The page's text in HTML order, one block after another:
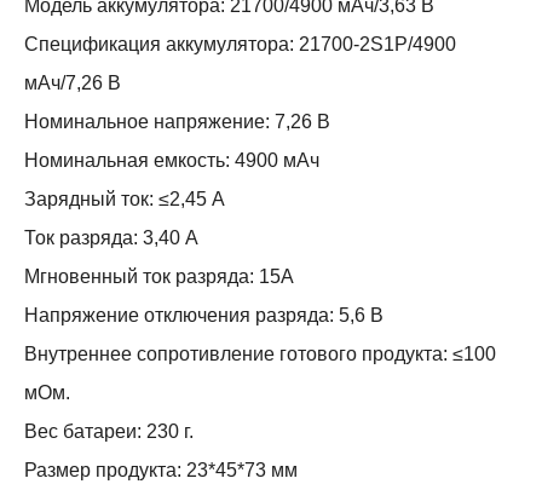
Модель аккумулятора: 21700/4900 мАч/3,63 В
Спецификация аккумулятора: 21700-2S1P/4900
мАч/7,26 В
Номинальное напряжение: 7,26 В
Номинальная емкость: 4900 мАч
Зарядный ток: ≤2,45 А
Ток разряда: 3,40 А
Мгновенный ток разряда: 15А
Напряжение отключения разряда: 5,6 В
Внутреннее сопротивление готового продукта: ≤100
мОм.
Вес батареи: 230 г.
Размер продукта: 23*45*73 мм